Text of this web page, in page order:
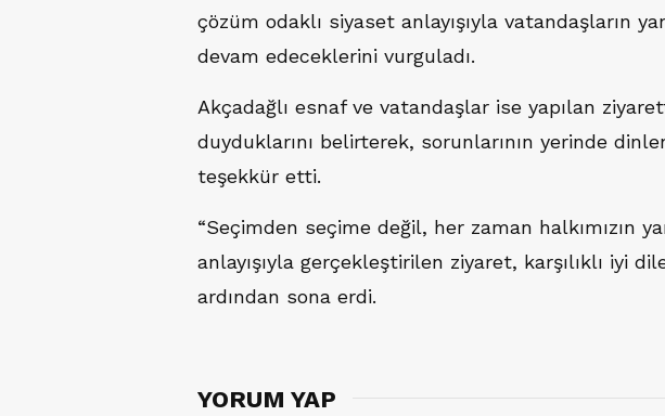
çözüm odaklı siyaset anlayışıyla vatandaşların
devam edeceklerini vurguladı.
Akçadağlı esnaf ve vatandaşlar ise yapılan
duyduklarını belirterek, sorunlarının yerinde
teşekkür etti.
“Seçimden seçime değil, her zaman halkımızın
anlayışıyla gerçekleştirilen ziyaret, karşılıklı iyi
ardından sona erdi.
YORUM YAP